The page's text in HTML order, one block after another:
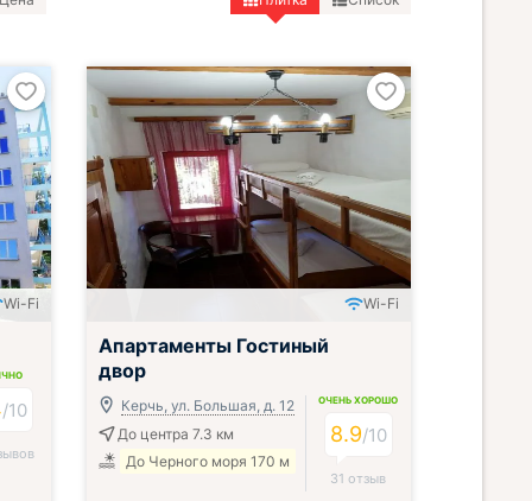
Wi-Fi
/10
Wi-Fi
Апартаменты Гостиный
двор
Керчь, ул. Большая, д. 12
До центра 7.3 км
До Черного моря 170 м
ОЧЕНЬ ХОРОШО
8.9/10
31 отзыв